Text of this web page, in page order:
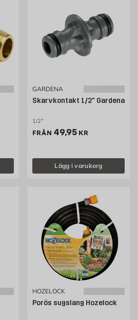
GARDENA
Skarvkontakt 1/2" Gardena
1/2"
FRÅN Pris 49.95 kr
49,95 KR
Lägg i varukorg
HOZELOCK
Porös sugslang Hozelock